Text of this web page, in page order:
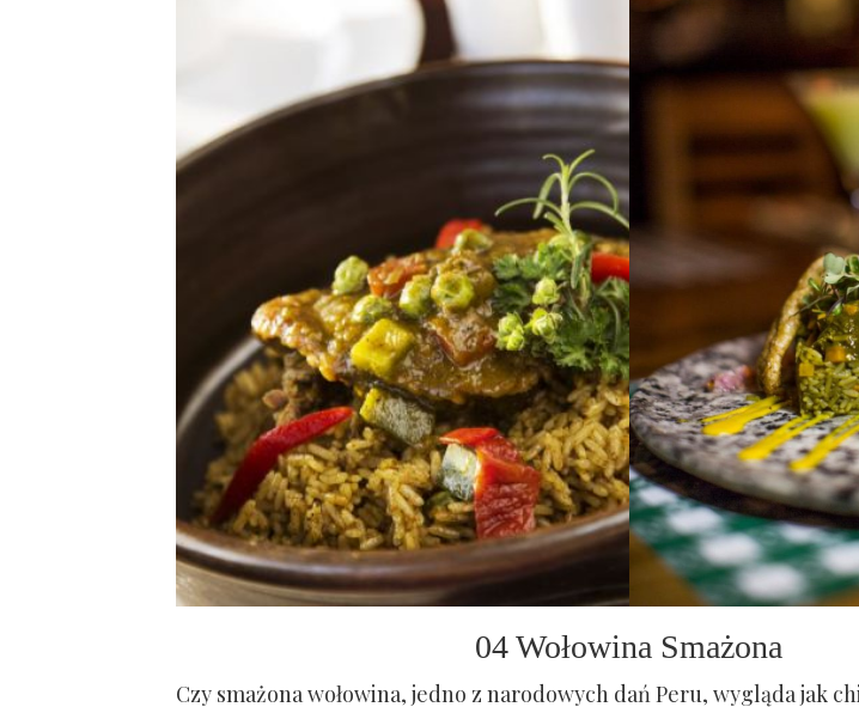
04 Wołowina Smażona
Czy smażona wołowina, jedno z narodowych dań Peru, wygląda jak